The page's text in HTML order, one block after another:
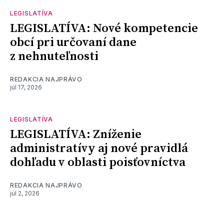
LEGISLATÍVA
LEGISLATÍVA: Nové kompetencie
obcí pri určovaní dane
z nehnuteľnosti
REDAKCIA NAJPRÁVO
júl 17, 2026
LEGISLATÍVA
LEGISLATÍVA: Zníženie
administratívy aj nové pravidlá
dohľadu v oblasti poisťovníctva
REDAKCIA NAJPRÁVO
júl 2, 2026